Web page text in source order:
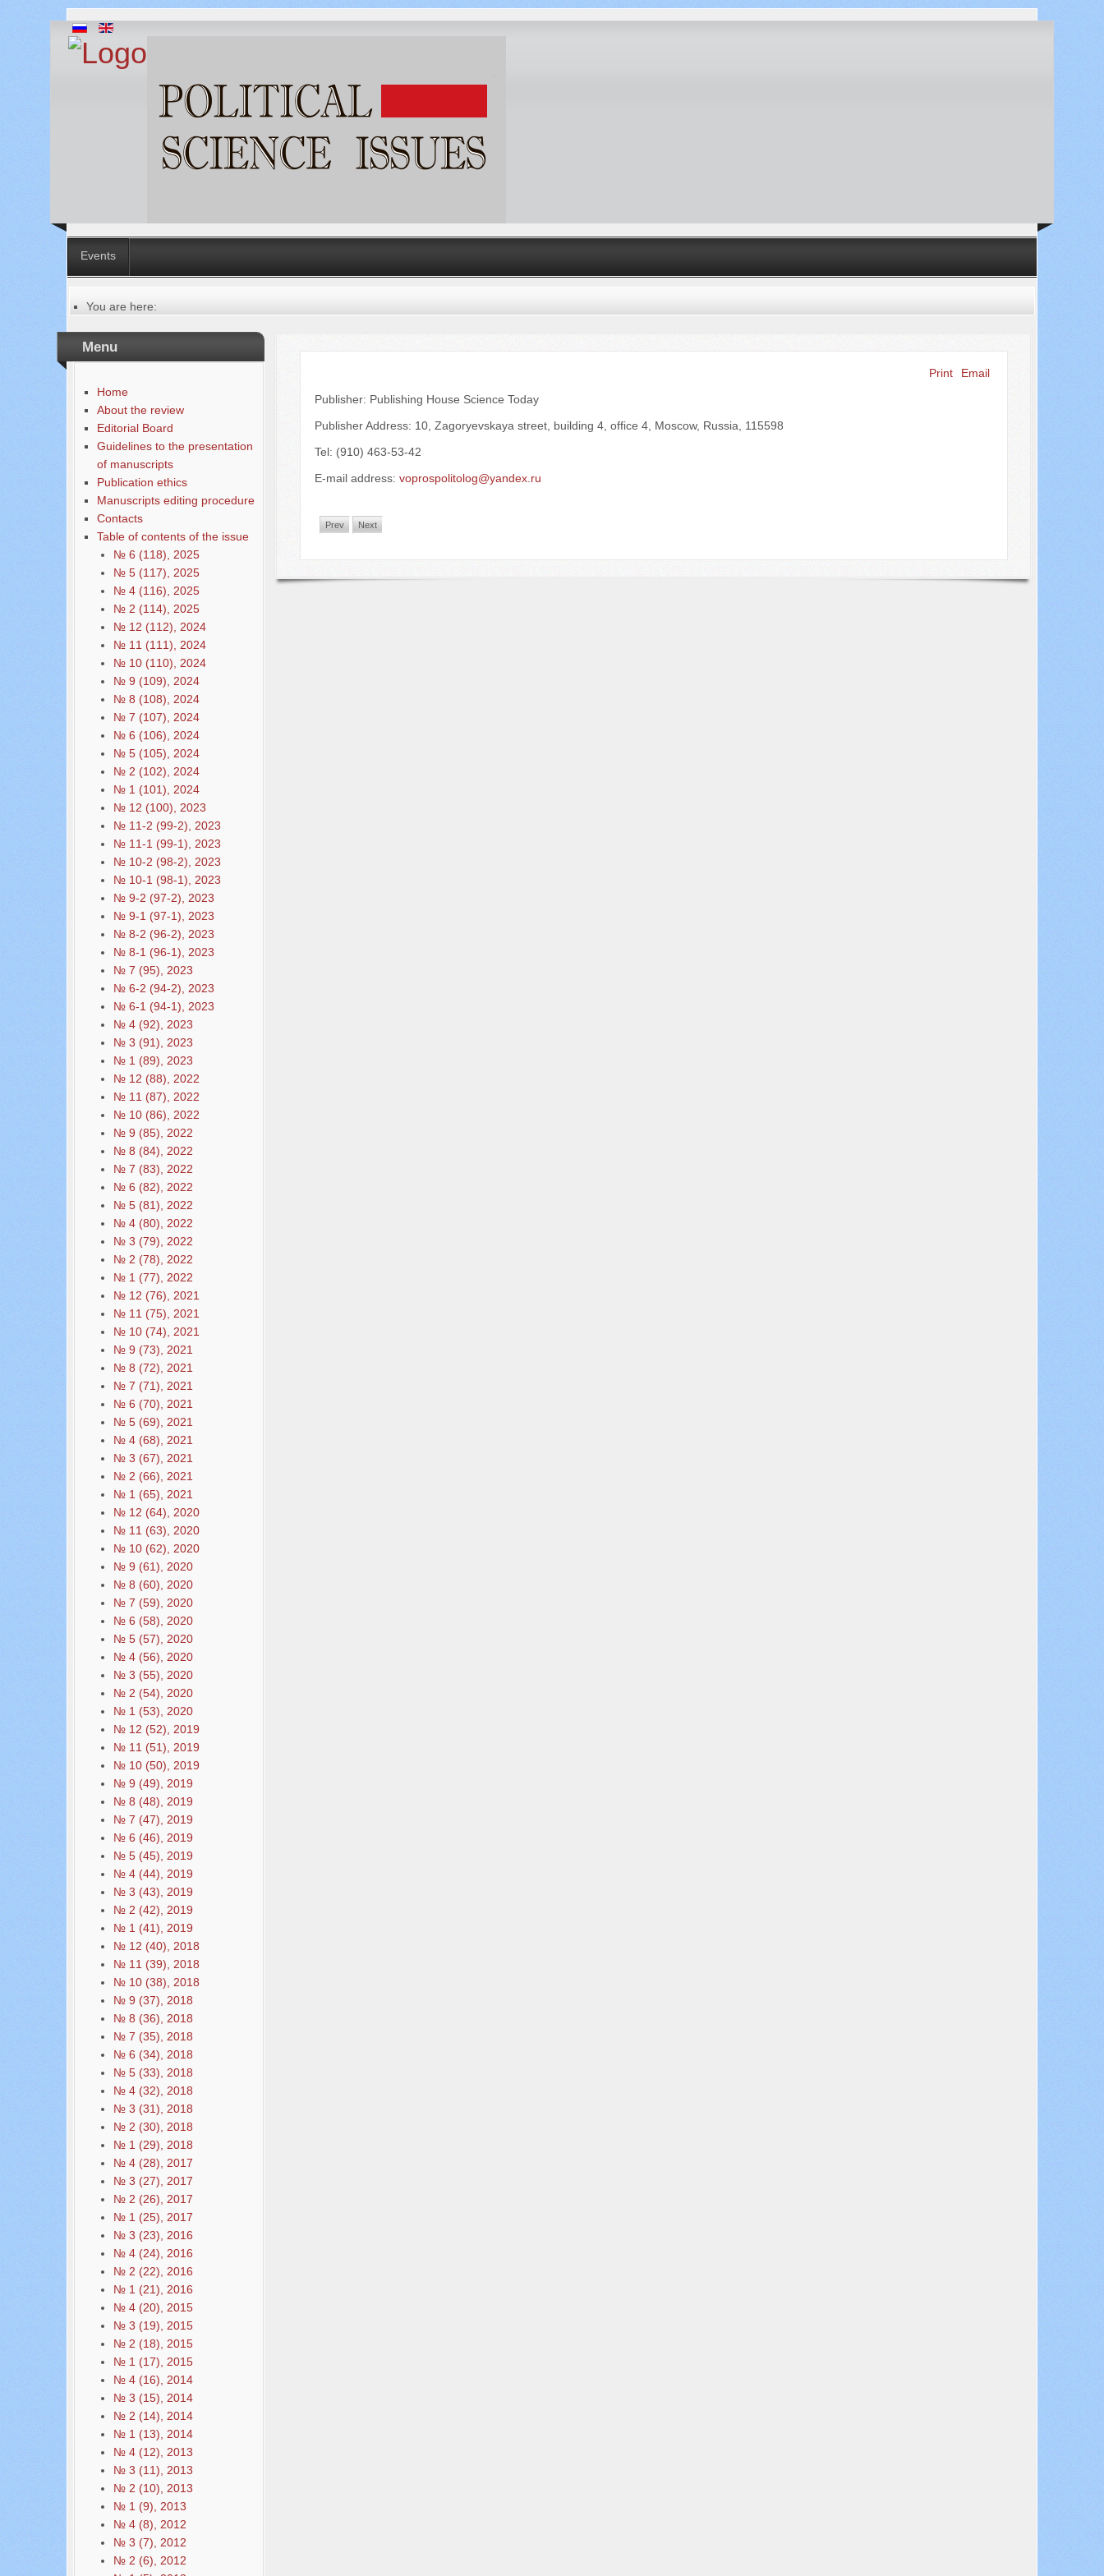
Events
You are here:
Contacts
Menu
Home
About the review
Editorial Board
Guidelines to the presentation
of manuscripts
Publication ethics
Manuscripts editing procedure
Contacts
Table of contents of the issue
№ 6 (118), 2025
№ 5 (117), 2025
№ 4 (116), 2025
№ 2 (114), 2025
№ 12 (112), 2024
№ 11 (111), 2024
№ 10 (110), 2024
№ 9 (109), 2024
№ 8 (108), 2024
№ 7 (107), 2024
№ 6 (106), 2024
№ 5 (105), 2024
№ 2 (102), 2024
№ 1 (101), 2024
№ 12 (100), 2023
№ 11-2 (99-2), 2023
№ 11-1 (99-1), 2023
№ 10-2 (98-2), 2023
№ 10-1 (98-1), 2023
№ 9-2 (97-2), 2023
№ 9-1 (97-1), 2023
№ 8-2 (96-2), 2023
№ 8-1 (96-1), 2023
№ 7 (95), 2023
№ 6-2 (94-2), 2023
№ 6-1 (94-1), 2023
№ 4 (92), 2023
№ 3 (91), 2023
№ 1 (89), 2023
№ 12 (88), 2022
№ 11 (87), 2022
№ 10 (86), 2022
№ 9 (85), 2022
№ 8 (84), 2022
№ 7 (83), 2022
№ 6 (82), 2022
№ 5 (81), 2022
№ 4 (80), 2022
№ 3 (79), 2022
№ 2 (78), 2022
№ 1 (77), 2022
№ 12 (76), 2021
№ 11 (75), 2021
№ 10 (74), 2021
№ 9 (73), 2021
№ 8 (72), 2021
№ 7 (71), 2021
№ 6 (70), 2021
№ 5 (69), 2021
№ 4 (68), 2021
№ 3 (67), 2021
№ 2 (66), 2021
№ 1 (65), 2021
№ 12 (64), 2020
№ 11 (63), 2020
№ 10 (62), 2020
№ 9 (61), 2020
№ 8 (60), 2020
№ 7 (59), 2020
№ 6 (58), 2020
№ 5 (57), 2020
№ 4 (56), 2020
№ 3 (55), 2020
№ 2 (54), 2020
№ 1 (53), 2020
№ 12 (52), 2019
№ 11 (51), 2019
№ 10 (50), 2019
№ 9 (49), 2019
№ 8 (48), 2019
№ 7 (47), 2019
№ 6 (46), 2019
№ 5 (45), 2019
№ 4 (44), 2019
№ 3 (43), 2019
№ 2 (42), 2019
№ 1 (41), 2019
№ 12 (40), 2018
№ 11 (39), 2018
№ 10 (38), 2018
№ 9 (37), 2018
№ 8 (36), 2018
№ 7 (35), 2018
№ 6 (34), 2018
№ 5 (33), 2018
№ 4 (32), 2018
№ 3 (31), 2018
№ 2 (30), 2018
№ 1 (29), 2018
№ 4 (28), 2017
№ 3 (27), 2017
№ 2 (26), 2017
№ 1 (25), 2017
№ 3 (23), 2016
№ 4 (24), 2016
№ 2 (22), 2016
№ 1 (21), 2016
№ 4 (20), 2015
№ 3 (19), 2015
№ 2 (18), 2015
№ 1 (17), 2015
№ 4 (16), 2014
№ 3 (15), 2014
№ 2 (14), 2014
№ 1 (13), 2014
№ 4 (12), 2013
№ 3 (11), 2013
№ 2 (10), 2013
№ 1 (9), 2013
№ 4 (8), 2012
№ 3 (7), 2012
№ 2 (6), 2012
Print
Email
Publisher: Publishing House Science Today
Publisher Address: 10, Zagoryevskaya street, building 4, office 4, Moscow, Russia, 115598
Tel: (910) 463-53-42
E-mail address: voprospolitolog@yandex.ru
Prev Next